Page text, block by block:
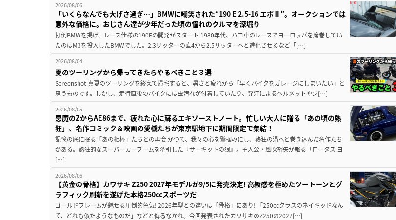
2026/08/06
「いくらなんでも大げさ過ぎ…」BMWに嘲笑された“190 E 2.5-16 エボⅡ”。オークションでは
意外な価格に。おじさん達が少年だった頃の憧れのクルマを深堀り
打倒BMWを掲げ、レース仕様の190Eの開発がスタート 1980年代、ハコ車のレースでヨーロッパを席巻してい
たのはM3を投入したBMWでした。2.3リッターの直4から2.5リッターへと進化させるなど「[…]
2026/08/04
夏のツーリングから帰ってきたらやるべきこと３選
Screenshot 真夏のツーリングを終えて帰宅すると、暑さと疲れから「早くバイクをガレージにしまいたい」と
思うものです。しかし、走行直後のバイクには虫汚れが付着していたり、発汗によるヘルメットやジ[…]
2026/08/05
悪魔のZからAE86まで、疲れた心に蘇るエキゾーストノート。忙しい大人に贈る「あの頃の熱
狂」、名作コミック＆映画の愛機たちが東京駅地下に期間限定で集結！
記憶の底に眠る「あの相棒」たちとの再会 かつて、我々の心を鷲掴みにし、熱狂の渦へと巻き込んだ名作たち
がある。熱狂的なスーパーカーブームを牽引した『サーキットの狼』。主人公・風吹裕矢が駆る「ロータス ヨ
[…]
2026/08/06
【黄金の骨格】カワサキ Z250 2027年モデルが9/5に発売決定! 高級感を極めたツートーンとグ
ラフィック刷新を遂げた本格250ccスポーツだ
ゴールドフレームが魅せる圧倒的色気! 2026年型との違いは「骨格」にあり! 「250ccクラスのネイキッドなん
て、どれも似たようなものだ」などと侮るなかれ。今回発表されたカワサキのZ250の2027[…]